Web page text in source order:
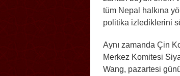
tüm Nepal halkına
politika izlediklerini
Aynı zamanda Çin
Merkez Komitesi
Wang, pazartesi